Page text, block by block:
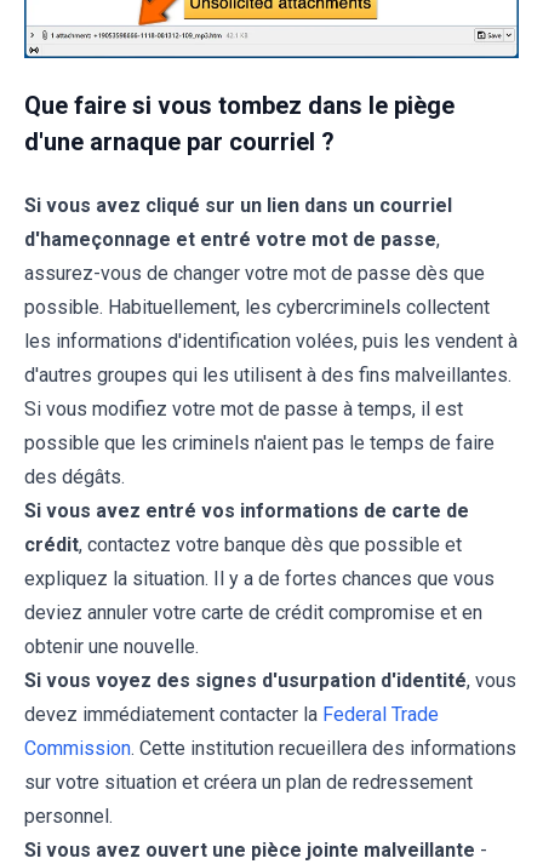
Que faire si vous tombez dans le piège
d'une arnaque par courriel ?
Si vous avez cliqué sur un lien dans un courriel
d'hameçonnage et entré votre mot de passe,
assurez-vous de changer votre mot de passe dès que
possible. Habituellement, les cybercriminels collectent
les informations d'identification volées, puis les vendent à
d'autres groupes qui les utilisent à des fins malveillantes.
Si vous modifiez votre mot de passe à temps, il est
possible que les criminels n'aient pas le temps de faire
des dégâts.
Si vous avez entré vos informations de carte de
crédit, contactez votre banque dès que possible et
expliquez la situation. Il y a de fortes chances que vous
deviez annuler votre carte de crédit compromise et en
obtenir une nouvelle.
Si vous voyez des signes d'usurpation d'identité, vous
devez immédiatement contacter la Federal Trade
Commission. Cette institution recueillera des informations
sur votre situation et créera un plan de redressement
personnel.
Si vous avez ouvert une pièce jointe malveillante -